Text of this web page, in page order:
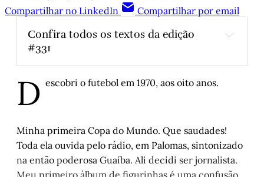
Compartilhar no LinkedIn
Compartilhar por email
Confira todos os textos da edição
#331
Sem explosões, com transformações, por
Luís Augusto Fischer
Primeiro, não tomar gol, por Fernando
Minha primeira Copa, por Juremir Machado
da Silva
D escobri o futebol em 1970, aos oito anos.
Minha primeira Copa do Mundo. Que saudades!
Toda ela ouvida pelo rádio, em Palomas, sintonizado
na então poderosa Guaíba. Ali decidi ser jornalista.
Meu primeiro álbum de figurinhas é uma confusão